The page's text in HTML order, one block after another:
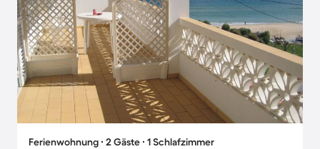
Ferienwohnung ∙ 2 Gäste ∙ 1 Schlafzimmer